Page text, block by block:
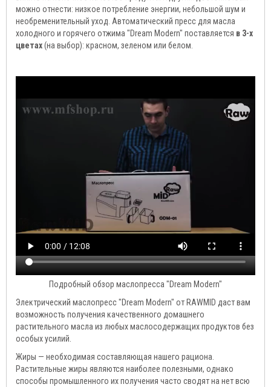
можно отнести: низкое потребление энергии, небольшой шум и
необременительный уход. Автоматический пресс для масла
холодного и горячего отжима "Dream Modern" поставляется в 3-х
цветах(на выбор): красном, зеленом или белом.
Подробный обзор маслопресса "Dream Modern"
Электрический маслопресс "Dream Modern" от RAWMID даст вам
возможность получения качественного домашнего
растительного масла из любых маслосодержащих продуктов без
особых усилий.
Жиры — необходимая составляющая нашего рациона.
Растительные жиры являются наиболее полезными, однако
способы промышленного их получения часто сводят на нет всю